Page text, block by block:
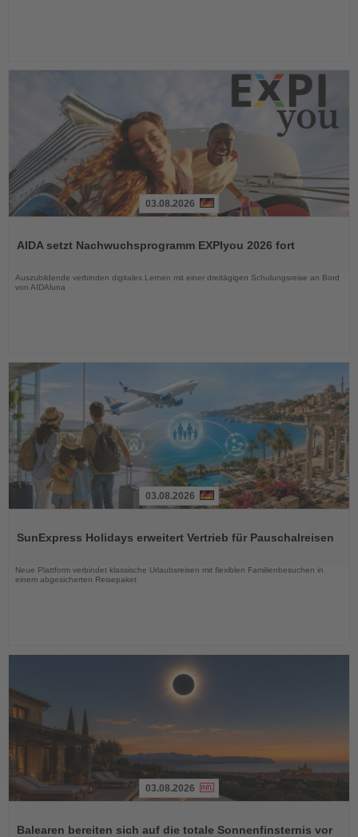
die
03.08.2026
AIDA setzt Nachwuchsprogramm EXPIyou 2026 fort
Auszubildende verbinden digitales Lernen mit einer dreitägigen Schulungsreise an Bord
von AIDAluna
die
03.08.2026
SunExpress Holidays erweitert Vertrieb für Pauschalreisen
Neue Plattform verbindet klassische Urlaubsreisen mit flexiblen Familienbesuchen in
einem abgesicherten Reisepaket
die
03.08.2026
Balearen bereiten sich auf die totale Sonnenfinsternis vor